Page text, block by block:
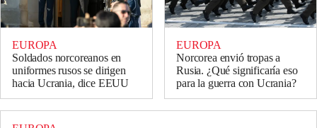
EUROPA
Soldados norcoreanos en
uniformes rusos se dirigen
hacia Ucrania, dice EEUU
EUROPA
Norcorea envió tropas a
Rusia. ¿Qué significaría eso
para la guerra con Ucrania?